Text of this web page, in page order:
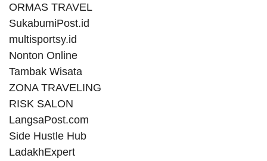
ORMAS TRAVEL
SukabumiPost.id
multisportsy.id
Nonton Online
Tambak Wisata
ZONA TRAVELING
RISK SALON
LangsaPost.com
Side Hustle Hub
LadakhExpert